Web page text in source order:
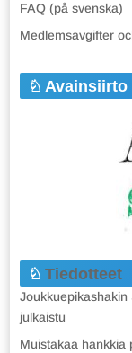
FAQ (på svenska)
Medlemsavgifter
Avainsiirto
Tiedotteet
Joukkuepikashakin
julkaistu
Muistakaa hankkia